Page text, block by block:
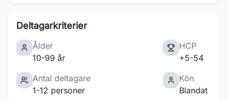
Deltagarkriterier
Ålder
10-99 år
HCP
+5-54
Antal deltagare
1-12 personer
Kön
Blandat